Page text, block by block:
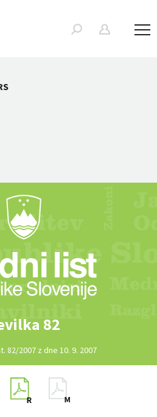
82
82/2007 z dne 10. 9. 2007